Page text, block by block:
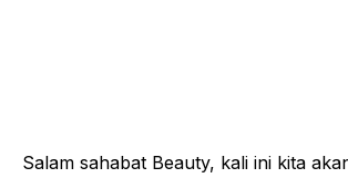
Salam sahabat Beauty, kali ini kita